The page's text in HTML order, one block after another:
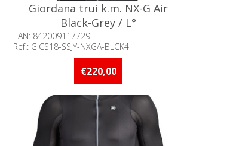
Giordana trui k.m. NX-G Air
Black-Grey / L°
EAN: 842009117729
Ref.: GICS18-SSJY-NXGA-BLCK4
Beschikbaarheid:: 5 stuks of meer op
€220,00